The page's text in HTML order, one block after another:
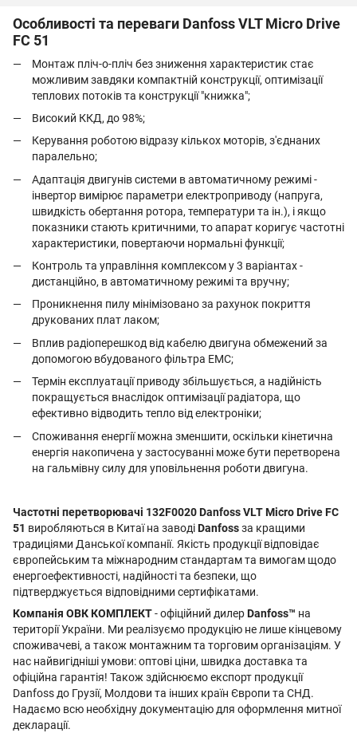
Особливості та переваги Danfoss VLT Micro Drive
FC 51
Монтаж пліч-о-пліч без зниження характеристик стає
можливим завдяки компактній конструкції, оптимізації
теплових потоків та конструкції "книжка";
Високий ККД, до 98%;
Керування роботою відразу кількох моторів, з'єднаних
паралельно;
Адаптація двигунів системи в автоматичному режимі -
інвертор вимірює параметри електроприводу (напруга,
швидкість обертання ротора, температури та ін.), і якщо
показники стають критичними, то апарат коригує частотні
характеристики, повертаючи нормальні функції;
Контроль та управління комплексом у 3 варіантах -
дистанційно, в автоматичному режимі та вручну;
Проникнення пилу мінімізовано за рахунок покриття
друкованих плат лаком;
Вплив радіоперешкод від кабелю двигуна обмежений за
допомогою вбудованого фільтра ЕМС;
Термін експлуатації приводу збільшується, а надійність
покращується внаслідок оптимізації радіатора, що
ефективно відводить тепло від електроніки;
Споживання енергії можна зменшити, оскільки кінетична
енергія накопичена у застосуванні може бути перетворена
на гальмівну силу для уповільнення роботи двигуна.
Частотні перетворювачі 132F0020 Danfoss VLT Micro Drive FC
51 виробляються в Китаї на заводіDanfossза кращими
традиціями Данської компанії. Якість продукції відповідає
європейським та міжнародним стандартам та вимогам щодо
енергоефективності, надійності та безпеки, що
підтверджується відповідними сертифікатами.
Компанія ОВК КОМПЛЕКТ- офіційний дилерDanfoss™ на
території України. Ми реалізуємо продукцію не лише кінцевому
споживачеві, а також монтажним та торговим організаціям. У
нас найвигідніші умови: оптові ціни, швидка доставка та
офіційна гарантія! Також здійснюємо експорт продукції
Danfoss до Грузії, Молдови та інших країн Європи та СНД.
Надаємо всю необхідну документацію для оформлення митної
декларації.